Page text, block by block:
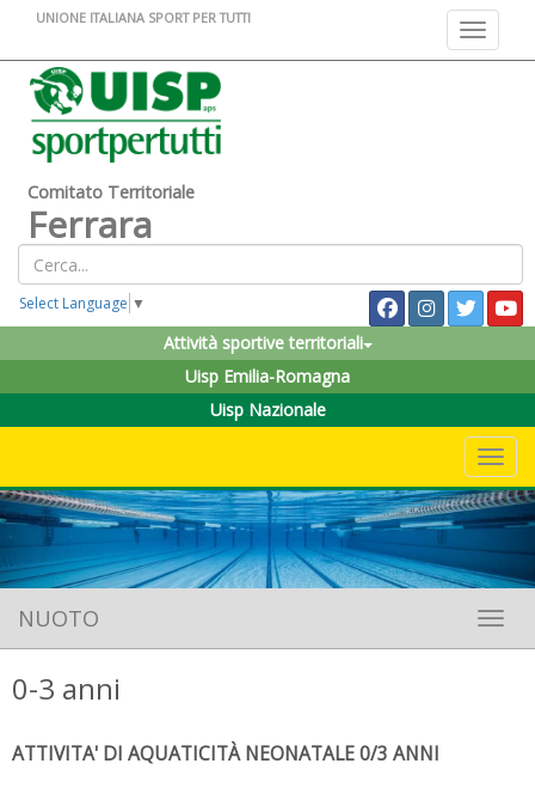
Toggle
UNIONE ITALIANA SPORT PER TUTTI
Comitato Territoriale
Ferrara
Select Language ▼
Attività sportive territoriali
Uisp Emilia-Romagna
Uisp Nazionale
NUOTO
0-3 anni
ATTIVITA' DI AQUATICITÀ NEONATALE 0/3 ANNI